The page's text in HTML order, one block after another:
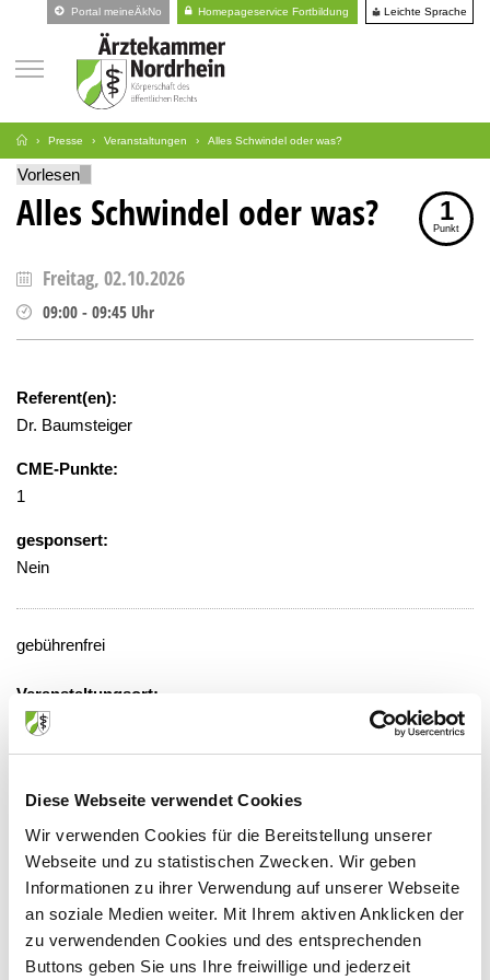
Diese Webseite verwendet Cookies
Wir verwenden Cookies für die Bereitstellung unserer
Webseite und zu statistischen Zwecken. Wir geben
Informationen zu ihrer Verwendung auf unserer Webseite
an soziale Medien weiter. Mit Ihrem aktiven Anklicken der
zu verwendenden Cookies und des entsprechenden
Buttons geben Sie uns Ihre freiwillige und jederzeit
Portal meineÄkNo Homepageservice Fortbildung Leichte Sprache
Presse Veranstaltungen Alles Schwindel oder was?
Vorlesen
Alles Schwindel oder was? 1
Punkt
Freitag, 02.10.2026
09:00 - 09:45 Uhr
Referent(en):
Dr. Baumsteiger
CME-Punkte:
1
gesponsert:
Nein
gebührenfrei
Veranstaltungsort:
St.-Antonius Hospital, Konferenzraum
Anbieter:
Katholisches Karl-Leisner-Klinikum gGmbH St.-Antonius-
Hospital Kleve